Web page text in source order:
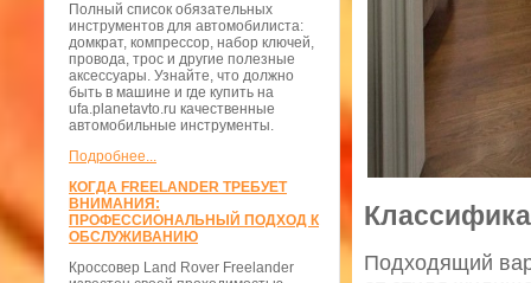
Полный список обязательных
инструментов для автомобилиста:
домкрат, компрессор, набор ключей,
провода, трос и другие полезные
аксессуары. Узнайте, что должно
быть в машине и где купить на
ufa.planetavto.ru качественные
автомобильные инструменты.
Подробнее...
КОГДА FREELANDER ТРЕБУЕТ
ВНИМАНИЯ:
ПРОФЕССИОНАЛЬНЫЙ ПОДХОД К
ОБСЛУЖИВАНИЮ
Кроссовер Land Rover Freelander
Подходящий